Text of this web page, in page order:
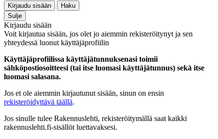
Kirjaudu sisään
Haku
Sulje
Kirjaudu sisään
Voit kirjautua sisään, jos olet jo aiemmin rekisteröitynyt ja sen
yhteydessä luonut käyttäjäprofiilin
Käyttäjäprofiilissa käyttäjätunnuksenasi toimii
sähköpostiosoitteesi (tai itse luomasi käyttäjätunnus) sekä itse
luomasi salasana.
Jos et ole aiemmin kirjautunut sisään, sinun on ensin
rekisteröidyttävä täällä.
Jos sinulle tulee Rakennuslehti, rekisteröitymällä saat kaikki
rakennuslehti.fi-sisällöt luettavaksesi.